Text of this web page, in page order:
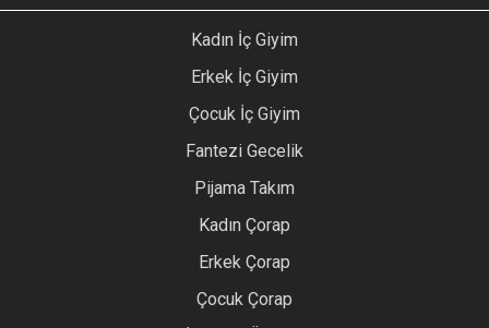
Kadın İç Giyim
Erkek İç Giyim
Çocuk İç Giyim
Fantezi Gecelik
Pijama Takım
Kadın Çorap
Erkek Çorap
Çocuk Çorap